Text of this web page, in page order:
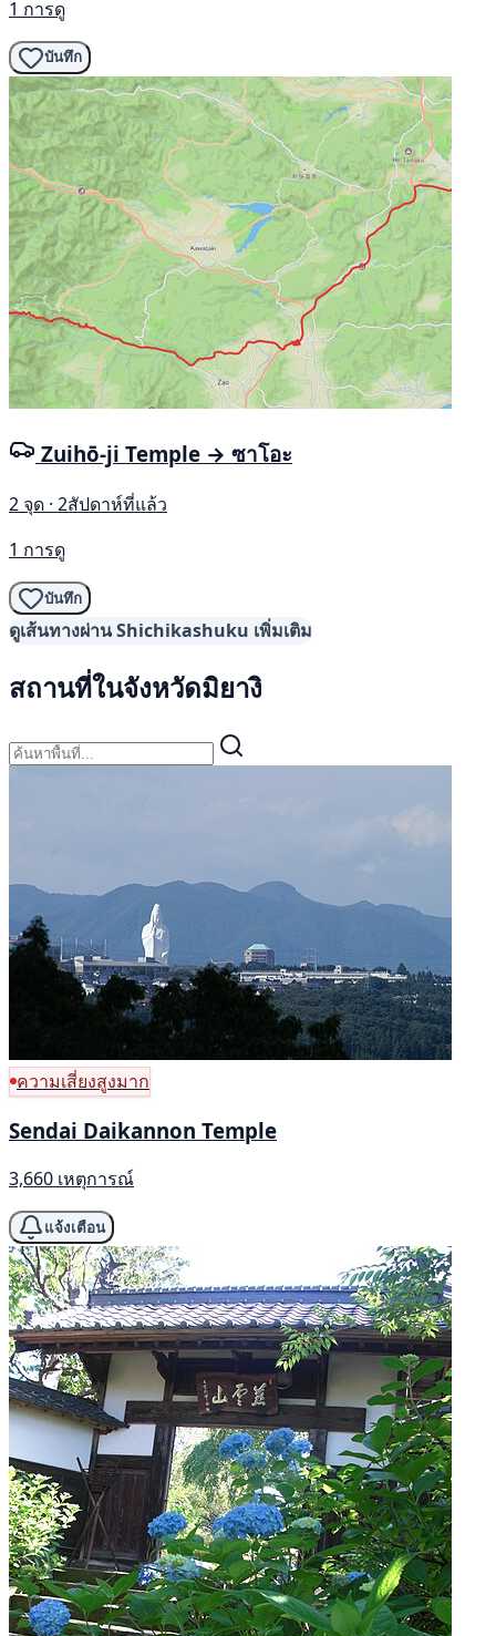
1 การดู
บันทึก
Zuihō-ji Temple → ซาโอะ
2 จุด · 2สัปดาห์ที่แล้ว
1 การดู
บันทึก
ดูเส้นทางผ่าน Shichikashuku เพิ่มเติม
สถานที่ในจังหวัดมิยางิ
ความเสี่ยงสูงมาก
Sendai Daikannon Temple
3,660 เหตุการณ์
แจ้งเตือน